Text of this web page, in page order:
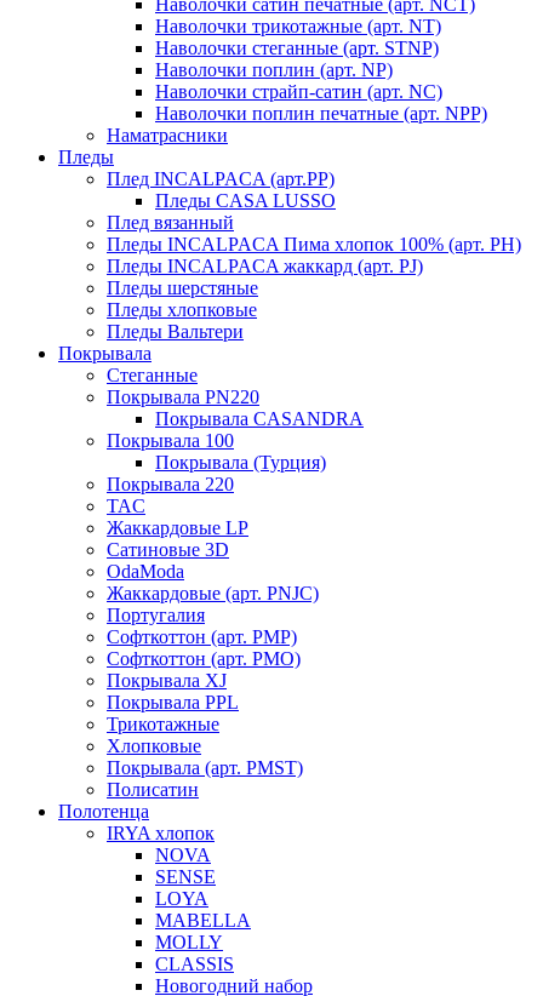
Наволочки сатин печатные (арт. NCT)
Наволочки трикотажные (арт. NT)
Наволочки стеганные (арт. STNP)
Наволочки поплин (арт. NP)
Наволочки страйп-сатин (арт. NC)
Наволочки поплин печатные (арт. NPP)
Наматрасники
Пледы
Плед INCALPACA (арт.PP)
Пледы CASA LUSSO
Плед вязанный
Пледы INCALPACA Пима хлопок 100% (арт. PH)
Пледы INCALPACA жаккард (арт. PJ)
Пледы шерстяные
Пледы хлопковые
Пледы Вальтери
Покрывала
Стеганные
Покрывала PN220
Покрывала CASANDRA
Покрывала 100
Покрывала (Турция)
Покрывала 220
TAC
Жаккардовые LP
Сатиновые 3D
OdaModa
Жаккардовые (арт. PNJC)
Португалия
Софткоттон (арт. PMP)
Софткоттон (арт. PMO)
Покрывала XJ
Покрывала PPL
Трикотажные
Хлопковые
Покрывала (арт. PMST)
Полисатин
Полотенца
IRYA хлопок
NOVA
SENSE
LOYA
MABELLA
MOLLY
CLASSIS
Новогодний набор